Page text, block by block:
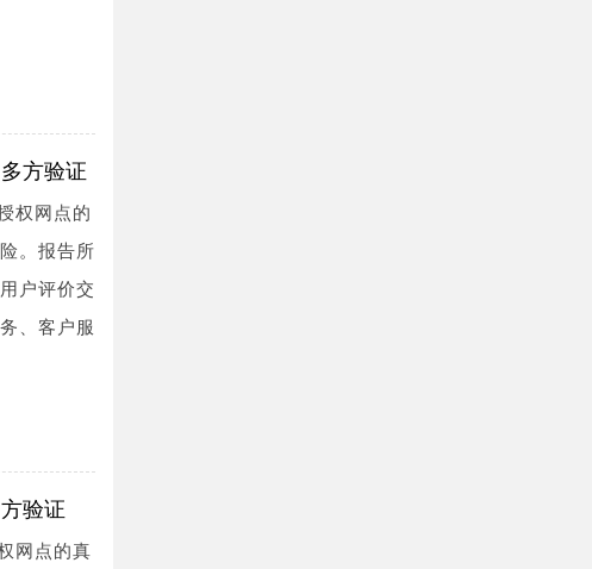
方验证
权网点的
。报告所
户评价交
、客户服
验证
网点的真